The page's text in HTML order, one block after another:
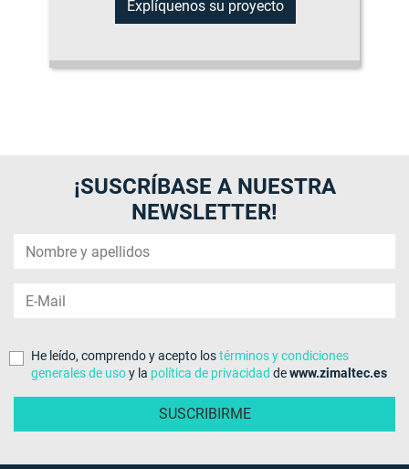
Explíquenos su proyecto
¡SUSCRÍBASE A NUESTRA
NEWSLETTER!
He leído, comprendo y acepto lostérminos y condiciones
generales de usoy la política de privacidad dewww.zimaltec.es